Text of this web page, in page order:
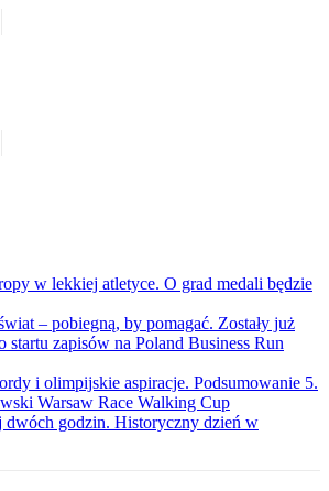
w lekkiej atletyce. O grad medali będzie
– pobiegną, by pomagać. Zostały już
startu zapisów na Poland Business Run
i olimpijskie aspiracje. Podsumowanie 5.
Warsaw Race Walking Cup
dwóch godzin. Historyczny dzień w